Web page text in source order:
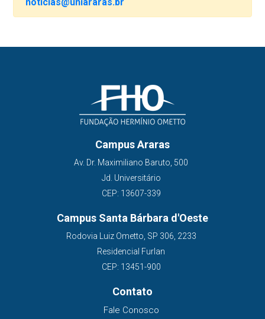
Campus Araras
Av. Dr. Maximiliano Baruto, 500
Jd. Universitário
CEP: 13607-339
Campus Santa Bárbara d'Oeste
Rodovia Luiz Ometto, SP 306, 2233
Residencial Furlan
CEP: 13451-900
Contato
Fale Conosco